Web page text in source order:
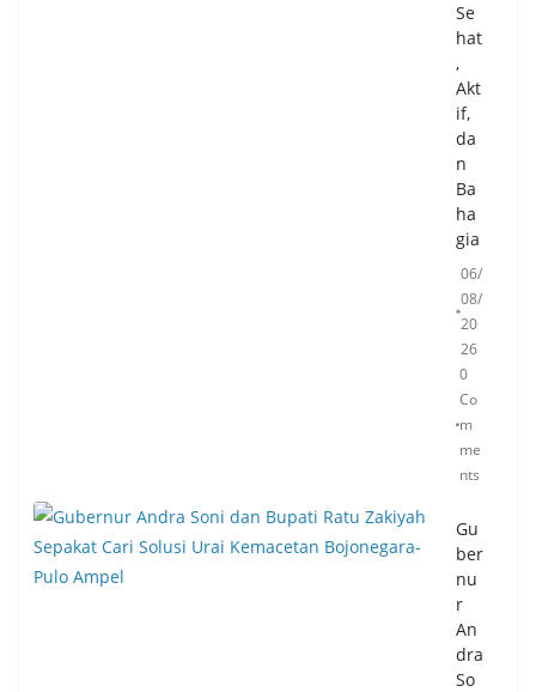
Se
hat
,
Akt
if,
da
n
Ba
ha
gia
06/
08/
20
26
0
Co
m
me
nts
Gu
ber
nu
r
An
dra
So